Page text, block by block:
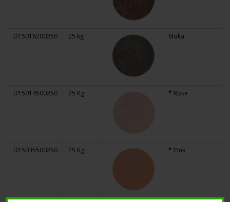
D15016200250 25 kg Moka
D15014500250 25 Kg * Rose
D15035500250 25 Kg * Pink